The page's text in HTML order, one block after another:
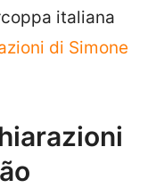
italiana
di Simone